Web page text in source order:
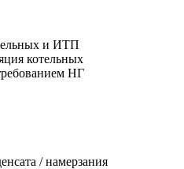
и ИТП
котельных
НГ
/ намерзания